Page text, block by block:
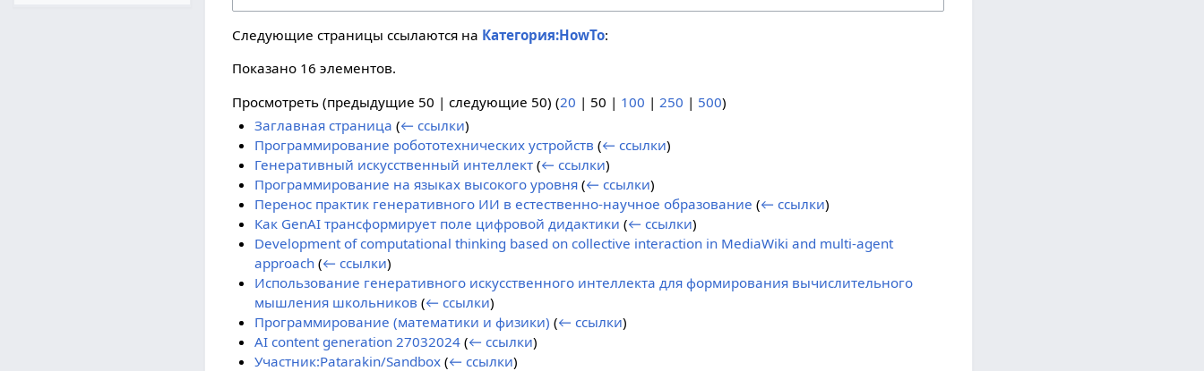
Следующие страницы ссылаются на Категория:HowTo:
Показано 16 элементов.
Просмотреть (предыдущие 50 |следующие 50) (20 | 50 | 100 | 250 | 500)
Заглавная страница (← ссылки)
Программирование робототехнических устройств (← ссылки)
Генеративный искусственный интеллект (← ссылки)
Программирование на языках высокого уровня (← ссылки)
Перенос практик генеративного ИИ в естественно-научное образование (← ссылки)
Как GenAI трансформирует поле цифровой дидактики (← ссылки)
Development of computational thinking based on collective interaction in MediaWiki and multi-agent
approach (← ссылки)
Использование генеративного искусственного интеллекта для формирования вычислительного
мышления школьников (← ссылки)
Программирование (математики и физики) (← ссылки)
AI content generation 27032024 (← ссылки)
Участник:Patarakin/Sandbox (← ссылки)